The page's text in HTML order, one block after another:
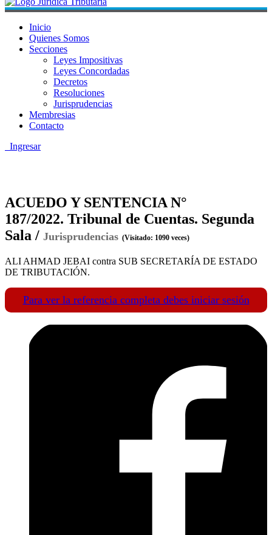
Inicio
Quienes Somos
Secciones
Leyes Impositivas
Leyes Concordadas
Decretos
Resoluciones
Jurisprudencias
Membresias
Contacto
Ingresar
ACUEDO Y SENTENCIA N°
187/2022. Tribunal de Cuentas. Segunda
Sala / Jurisprudencias (Visitado: 1090 veces)
ALI AHMAD JEBAI contra SUB SECRETARÍA DE ESTADO
DE TRIBUTACIÓN.
Para ver la referencia completa debes iniciar sesión